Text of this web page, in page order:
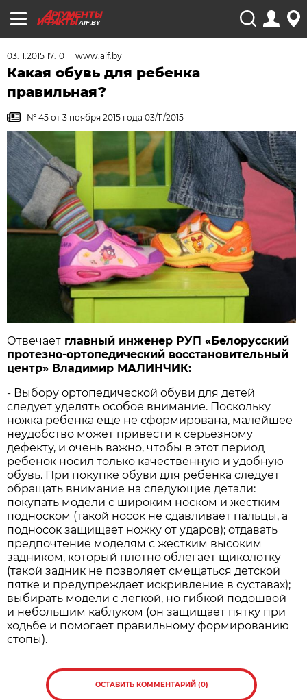
AIF.BY
03.11.2015 17:10 www.aif.by
Какая обувь для ребенка
правильная?
№ 45 от 3 ноября 2015 года 03/11/2015
Отвечает главный инженер РУП «Белорусский
протезно-ортопедический восстановительный
центр» Владимир МАЛИНЧИК:
- Выбору ортопедической обуви для детей
следует уделять особое внимание. Поскольку
ножка ребенка еще не сформирована, малейшее
неудобство может привести к серьезному
дефекту, и очень важно, чтобы в этот период
ребенок носил только качественную и удобную
обувь. При покупке обуви для ребенка следует
обращать внимание на следующие детали:
покупать модели с широким носком и жестким
подноском (такой носок не сдавливает пальцы, а
подносок защищает ножку от ударов); отдавать
предпочтение моделям с жестким высоким
задником, который плотно облегает щиколотку
(такой задник не позволяет смещаться детской
пятке и предупреждает искривление в суставах);
выбирать модели с легкой, но гибкой подошвой
и небольшим каблуком (он защищает пятку при
ходьбе и помогает правильному формированию
стопы).
ОСТАВИТЬ КОММЕНТАРИЙ (0)